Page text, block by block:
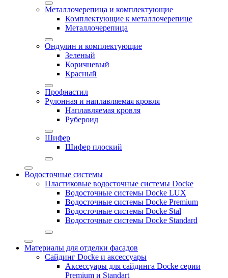
Металлочерепица и комплектующие
Комплектующие к металлочерепице
Металлочерепица
Ондулин и комплектующие
Зеленый
Коричневый
Красный
Профнастил
Рулонная и наплавляемая кровля
Наплавляемая кровля
Рубероид
Шифер
Шифер плоский
Водосточные системы
Пластиковые водосточные системы Docke
Водосточные системы Docke LUX
Водосточные системы Docke Premium
Водосточные системы Docke Stal
Водосточные системы Docke Standard
Материалы для отделки фасадов
Сайдинг Docke и аксессуары
Аксессуары для сайдинга Docke серии
Premium и Standart